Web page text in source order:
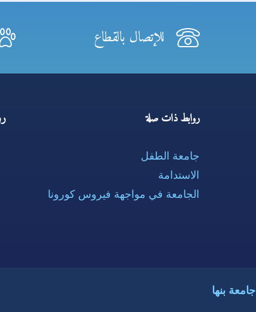
للإتصال بالقطاع
روابط ذات صلة
جامعة الطفل
الاستدامة
الجامعة في مواجهة فيروس كورونا
جامعة بنها